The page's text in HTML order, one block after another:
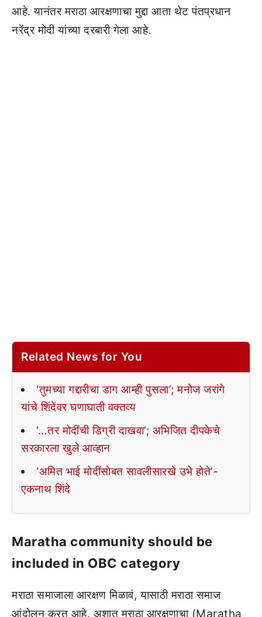
आहे. यानंतर मराठा आरक्षणाचा मुद्दा आता थेट पंतप्रधान
नरेंद्र मोदी यांच्या दरबारी गेला आहे.
Related News for You
‘तुमच्या गद्दारीचा डाग आम्ही पुसला’; मनोज जरांगे
यांचे शिंदेंवर घणाघाती वक्तव्य
‘…तर मोदींची डिग्री दाखवा’; अभिजित दीपकेचे
सरकारला खुले आव्हान
‘अमित भाई मोदींसोबत सावलीसारखे उभे होते’-
एकनाथ शिंदे
Maratha community should be
included in OBC category
मराठा समाजाला आरक्षण मिळावं, यासाठी मराठा समाज
आंदोलन करत आहे. अशात मराठा आरक्षणाचा (Maratha